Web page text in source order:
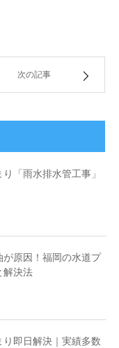
次の記事
「雨水排水管工事」
原因！福岡の水道プ
解決法
即日解決｜実績多数